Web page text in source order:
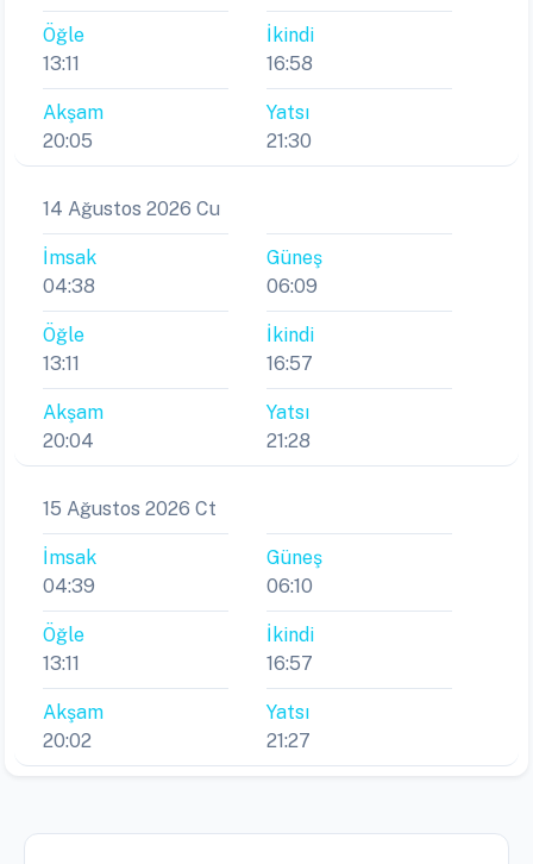
Öğle
13:11
İkindi
16:58
Akşam
20:05
Yatsı
21:30
14 Ağustos 2026 Cu
İmsak
04:38
Güneş
06:09
Öğle
13:11
İkindi
16:57
Akşam
20:04
Yatsı
21:28
15 Ağustos 2026 Ct
İmsak
04:39
Güneş
06:10
Öğle
13:11
İkindi
16:57
Akşam
20:02
Yatsı
21:27